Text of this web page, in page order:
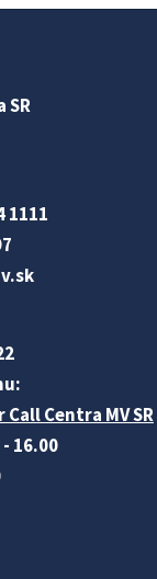
1111
.sk
Centra MV SR
- 16.00